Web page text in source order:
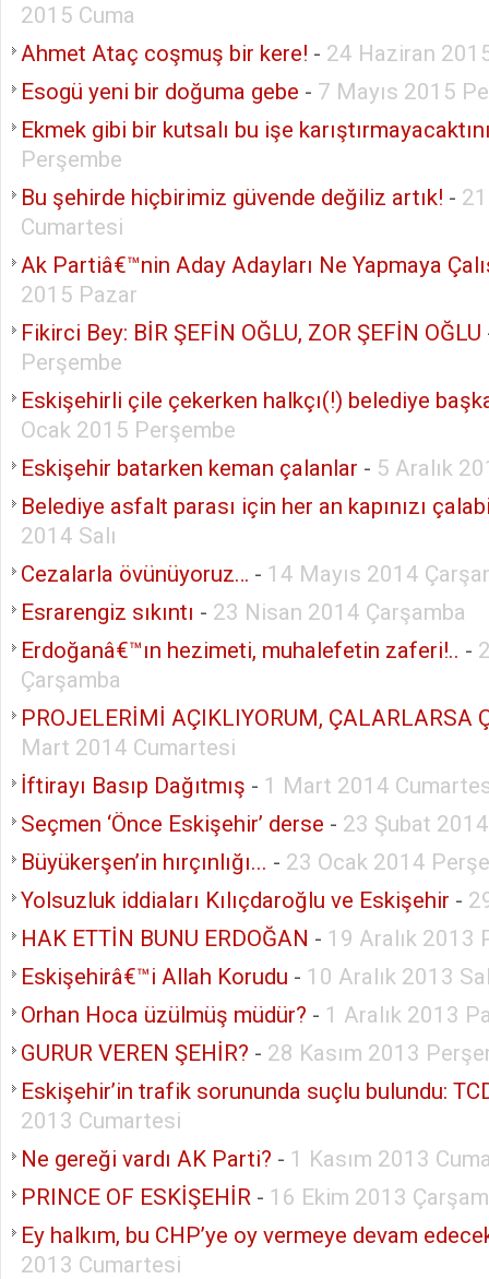
2015 Cuma
Ahmet Ataç coşmuş bir kere! - 24 Haziran
Esogü yeni bir doğuma gebe - 7 Mayıs 2015
Ekmek gibi bir kutsalı bu işe
Perşembe
Bu şehirde hiçbirimiz güvende değiliz artık! -
Cumartesi
Ak Partiâ€™nin Aday Adayları Ne Yapmaya
2015 Pazar
Fikirci Bey: BİR ŞEFİN OĞLU, ZOR ŞEFİN OĞLU
Perşembe
Eskişehirli çile çekerken halkçı(!) belediye
Ocak 2015 Perşembe
Eskişehir batarken keman çalanlar - 5 Aralık
Belediye asfalt parası için her an kapınızı
2014 Salı
Cezalarla övünüyoruz… - 14 Mayıs 2014
Esrarengiz sıkıntı - 23 Nisan 2014 Çarşamba
Erdoğanâ€™ın hezimeti, muhalefetin zaferi!.. -
Çarşamba
PROJELERİMİ AÇIKLIYORUM, ÇALARLARSA
Mart 2014 Cumartesi
İftirayı Basıp Dağıtmış - 1 Mart 2014
Seçmen ‘Önce Eskişehir’ derse - 23 Şubat
Büyükerşen’in hırçınlığı... - 23 Ocak 2014
Yolsuzluk iddiaları Kılıçdaroğlu ve Eskişehir -
HAK ETTİN BUNU ERDOĞAN - 19 Aralık 2013
Eskişehirâ€™i Allah Korudu - 10 Aralık 2013
Orhan Hoca üzülmüş müdür? - 1 Aralık 2013
GURUR VEREN ŞEHİR? - 28 Kasım 2013
Eskişehir’in trafik sorununda suçlu bulundu:
2013 Cumartesi
Ne gereği vardı AK Parti? - 1 Kasım 2013
PRINCE OF ESKİŞEHİR - 16 Ekim 2013
Ey halkım, bu CHP’ye oy vermeye devam
2013 Cumartesi